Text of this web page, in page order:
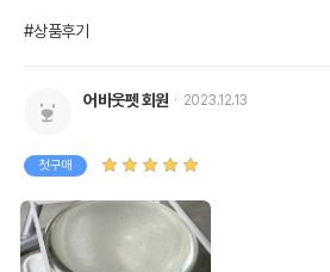
#상품후기
어바웃펫 회원 2023.12.13
첫구매